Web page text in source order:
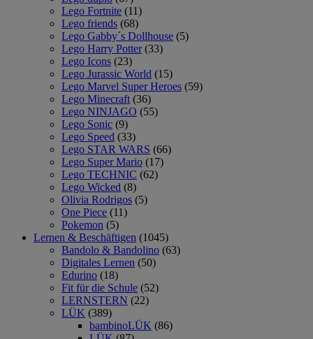
Lego Fortnite (11)
Lego friends (68)
Lego Gabby´s Dollhouse (5)
Lego Harry Potter (33)
Lego Icons (23)
Lego Jurassic World (15)
Lego Marvel Super Heroes (59)
Lego Minecraft (36)
Lego NINJAGO (55)
Lego Sonic (9)
Lego Speed (33)
Lego STAR WARS (66)
Lego Super Mario (17)
Lego TECHNIC (62)
Lego Wicked (8)
Olivia Rodrigos (5)
One Piece (11)
Pokemon (5)
Lernen & Beschäftigen (1045)
Bandolo & Bandolino (63)
Digitales Lernen (50)
Edurino (18)
Fit für die Schule (52)
LERNSTERN (22)
LÜK (389)
bambinoLÜK (86)